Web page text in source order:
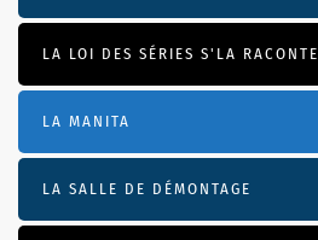
LA LOI DES SÉRIES S'LA RACONTE
LA MANITA
LA SALLE DE DÉMONTAGE